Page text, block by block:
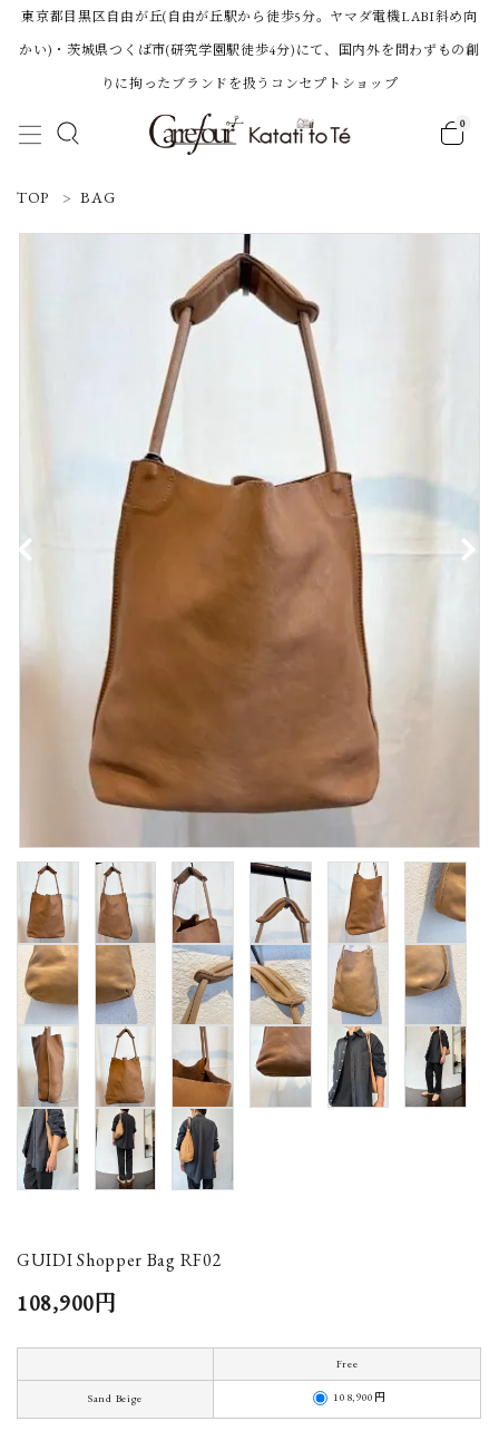
東京都目黒区自由が丘(自由が丘駅から徒歩5分。ヤマダ電機LABI斜め向
かい)・茨城県つくば市(研究学園駅徒歩4分)にて、国内外を問わずもの創
りに拘ったブランドを扱うコンセプトショップ
0
ACCOUNT MENU
新規会員登録
NEWS
Carrefour
Katati to Tè
TOP BAG
GUIDI Shopper Bag RF02
108,900円
Free
Sand Beige 108,900円